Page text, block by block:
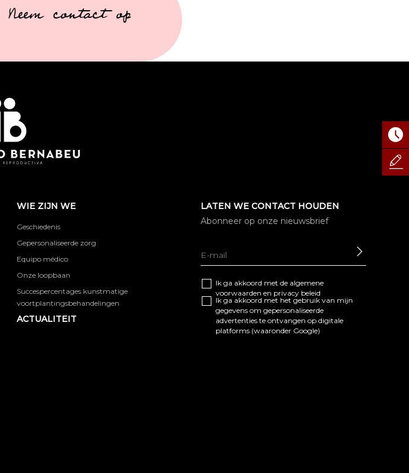
Neem contact op
WIE ZIJN WE
Geschiedenis
Gepersonaliseerde zorg
Equipo médico
Onze loopbaan
Succespercentages kunstmatige
voortplantingsbehandelingen
ACTUALITEIT
LATEN WE CONTACT HOUDEN
Abonneer op onze nieuwsbrief
Ik ga akkoord met de algemene
voorwaarden en privacy beleid
Ik ga akkoord met het gebruik van mijn
gegevens om gepersonaliseerde
advertenties te ontvangen op digitale
platforms (waaronder Google)